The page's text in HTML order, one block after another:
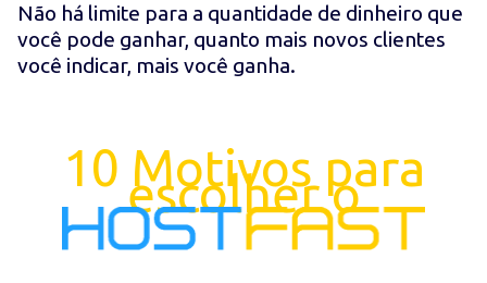
Não há limite para a quantidade de dinheiro que
você pode ganhar, quanto mais novos clientes
você indicar, mais você ganha.
10 Motivos para
escolher o